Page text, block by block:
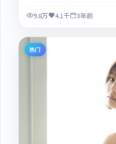
9.8万 4.1千 3年前
热门